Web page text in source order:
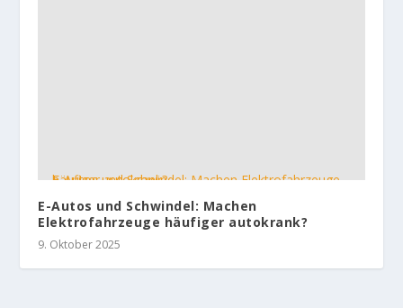
E-Autos und Schwindel: Machen
Elektrofahrzeuge häufiger autokrank?
9. Oktober 2025